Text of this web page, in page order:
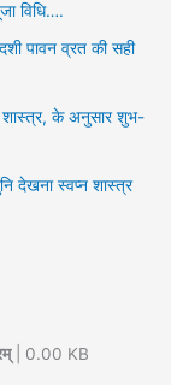
विधि….
पावन व्रत की सही
के अनुसार शुभ-
देखना स्वप्न शास्त्र
| 0.00 KB